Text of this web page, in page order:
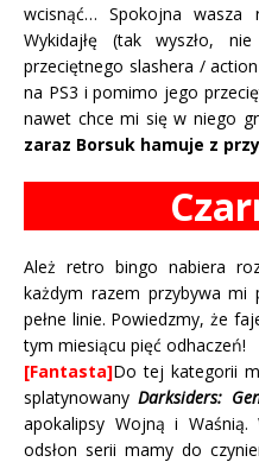
wcisnąć… Spokojna wasza
Wykidajłę (tak wyszło,
przeciętnego slashera /
na PS3 i pomimo jego
nawet chce mi się w niego
zaraz Borsuk hamuje z
Ależ retro bingo nabiera
każdym razem przybywa
pełne linie. Powiedzmy, że
tym miesiącu pięć odhaczeń!
[Fantasta]Do tej kategorii
splatynowanyDarksiders:
apokalipsy Wojną i Waśnią.
odsłon serii mamy do